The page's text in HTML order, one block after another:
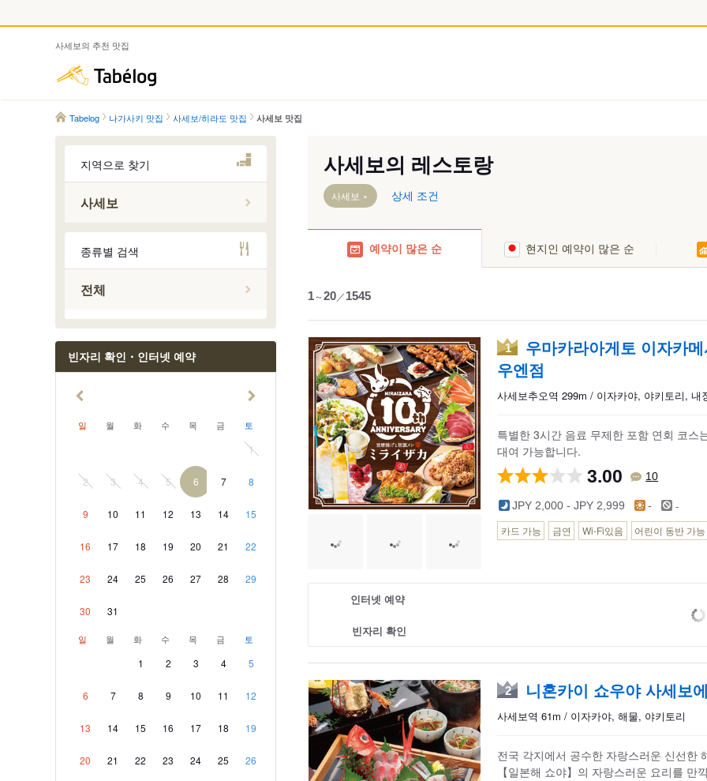
사세보의 추천 맛집
Tabelog 나가사키 맛집 사세보/히라도 맛집 사세보 맛집
지역으로 찾기
사세보
하이키역
히우역
사세보역
하우스텐보스역
하에노사키역
요시이역
다나가타역
가미아이노우라역
모토야마역
나카자토역
가이제역
히다리이시역
기타사세보역
나카사세보역
종류별 검색
전체
빈자리 확인・인터넷 예약
일 월 화 수 목 금 토
1
2 3 4 5 6 7 8
9 10 11 12 13 14 15
16 17 18 19 20 21 22
23 24 25 26 27 28 29
30 31
일 월 화 수 목 금 토
1 2 3 4 5
6 7 8 9 10 11 12
13 14 15 16 17 18 19
20 21 22 23 24 25 26
사세보의 레스토랑
사세보 상세 조건
예약이 많은 순 현지인 예약이 많은 순
1～20／1545
1
우마카라아게토 이자카
우엔점
사세보추오역 299m / 이자카야, 야키토리, 내
특별한 3시간 음료 무제한 포함 연회 코
대여 가능합니다.
3.00 10
JPY 2,000 - JPY 2,999 - -
카드 가능 금연 Wi-Fi있음 어린이 동반 가능
인터넷 예약
빈자리 확인
2 니혼카이 쇼우야 사세보
사세보역 61m / 이자카야, 해물, 야키토리
전국 각지에서 공수한 자랑스러운 신선한
【일본해 쇼야】의 자랑스러운 요리를 만